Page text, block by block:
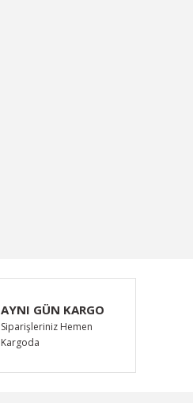
AYNI GÜN KARGO
Siparişleriniz Hemen
Kargoda